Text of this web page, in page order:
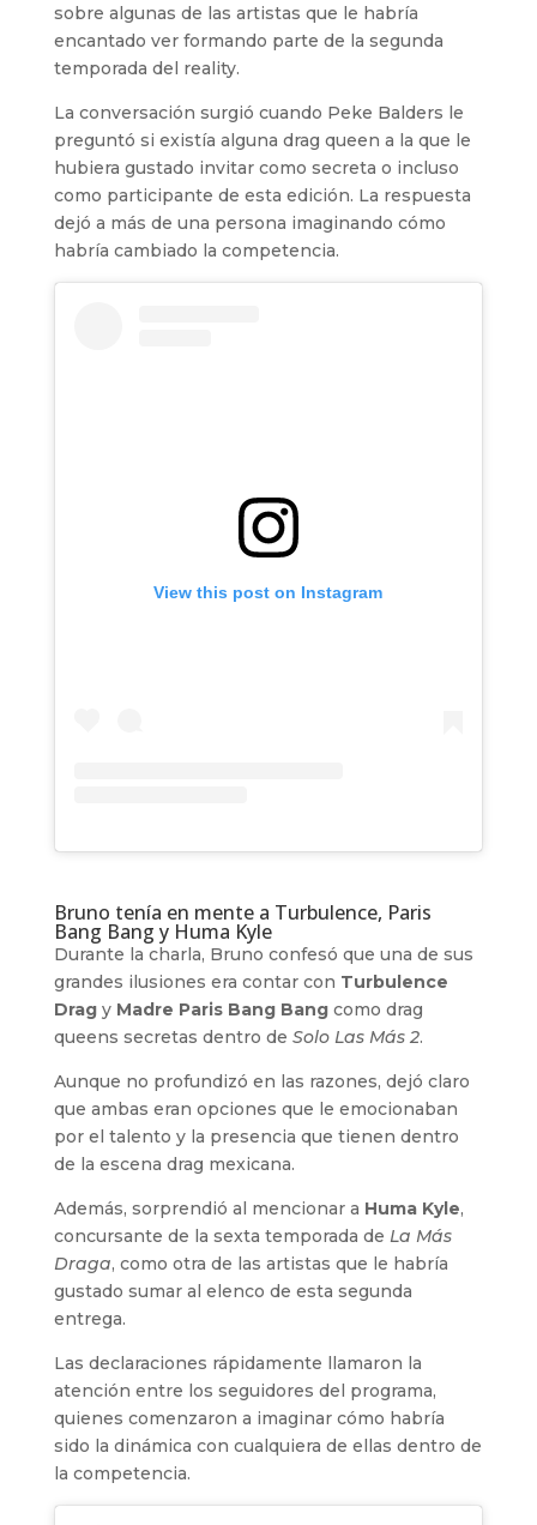
sobre algunas de las artistas que le habría
encantado ver formando parte de la segunda
temporada del reality.
La conversación surgió cuando Peke Balders le
preguntó si existía alguna drag queen a la que le
hubiera gustado invitar como secreta o incluso
como participante de esta edición. La respuesta
dejó a más de una persona imaginando cómo
habría cambiado la competencia.
View this post on Instagram
Bruno tenía en mente a Turbulence, Paris
Bang Bang y Huma Kyle
Durante la charla, Bruno confesó que una de sus
grandes ilusiones era contar con Turbulence
Dragy Madre Paris Bang Bangcomo drag
queens secretas dentro de Solo Las Más 2.
Aunque no profundizó en las razones, dejó claro
que ambas eran opciones que le emocionaban
por el talento y la presencia que tienen dentro
de la escena drag mexicana.
Además, sorprendió al mencionar a Huma Kyle,
concursante de la sexta temporada de La Más
Draga, como otra de las artistas que le habría
gustado sumar al elenco de esta segunda
entrega.
Las declaraciones rápidamente llamaron la
atención entre los seguidores del programa,
quienes comenzaron a imaginar cómo habría
sido la dinámica con cualquiera de ellas dentro de
la competencia.